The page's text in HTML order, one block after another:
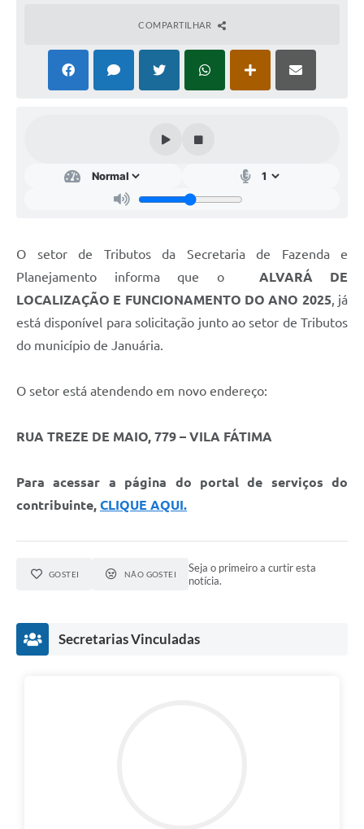
Ouvidoria
Diário Oficial
Links
Serviços Online
Contato
COMPARTILHAR
O setor de Tributos da Secretaria de Fazenda e
Planejamento informa que o
ALVARÁ DE
LOCALIZAÇÃO E FUNCIONAMENTO DO ANO 2025, já
está disponível para solicitação junto ao setor de Tributos
do município de Januária.
O setor está atendendo em novo endereço:
RUA TREZE DE MAIO, 779 – VILA FÁTIMA
Para acessar a página do portal de serviços do
contribuinte, CLIQUE AQUI.
GOSTEI NÃO GOSTEI
Seja o primeiro a curtir esta
notícia.
Secretarias Vinculadas